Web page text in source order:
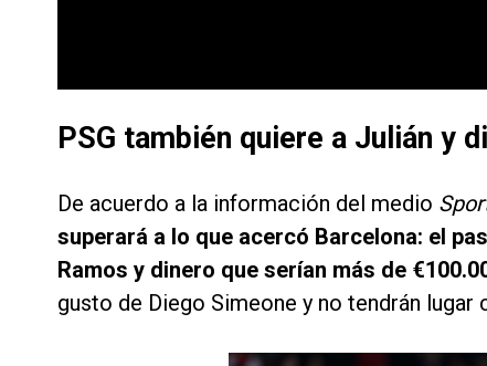
PSG también quiere a Julián y
De acuerdo a la información del medio
superará a lo que acercó Barcelona: el
Ramos y dinero que serían más de
gusto de Diego Simeone y no tendrán